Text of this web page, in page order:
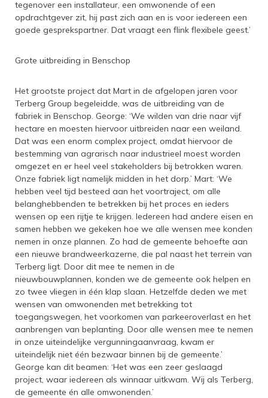
tegenover een installateur, een omwonende of een
opdrachtgever zit, hij past zich aan en is voor iedereen een
goede gesprekspartner. Dat vraagt een flink flexibele geest.’
Grote uitbreiding in Benschop
Het grootste project dat Mart in de afgelopen jaren voor
Terberg Group begeleidde, was de uitbreiding van de
fabriek in Benschop. George: ‘We wilden van drie naar vijf
hectare en moesten hiervoor uitbreiden naar een weiland.
Dat was een enorm complex project, omdat hiervoor de
bestemming van agrarisch naar industrieel moest worden
omgezet en er heel veel stakeholders bij betrokken waren.
Onze fabriek ligt namelijk midden in het dorp.’ Mart: ‘We
hebben veel tijd besteed aan het voortraject, om alle
belanghebbenden te betrekken bij het proces en ieders
wensen op een rijtje te krijgen. Iedereen had andere eisen en
samen hebben we gekeken hoe we alle wensen mee konden
nemen in onze plannen. Zo had de gemeente behoefte aan
een nieuwe brandweerkazerne, die pal naast het terrein van
Terberg ligt. Door dit mee te nemen in de
nieuwbouwplannen, konden we de gemeente ook helpen en
zo twee vliegen in één klap slaan. Hetzelfde deden we met
wensen van omwonenden met betrekking tot
toegangswegen, het voorkomen van parkeeroverlast en het
aanbrengen van beplanting. Door alle wensen mee te nemen
in onze uiteindelijke vergunningaanvraag, kwam er
uiteindelijk niet één bezwaar binnen bij de gemeente.’
George kan dit beamen: ‘Het was een zeer geslaagd
project, waar iedereen als winnaar uitkwam. Wij als Terberg,
de gemeente én alle omwonenden.’